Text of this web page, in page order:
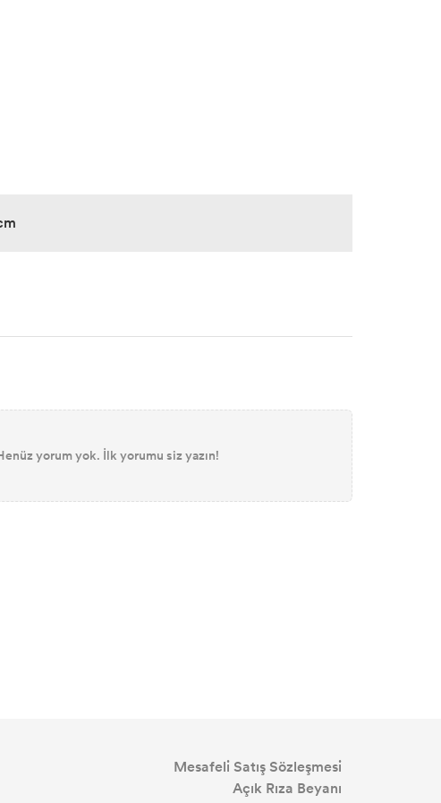
yorum yok. İlk yorumu siz yazın!
Mesafeli Satış Sözleşmesi
Açık Rıza Beyanı